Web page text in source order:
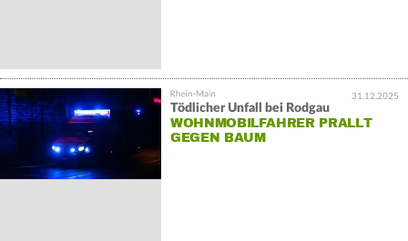
31.12.2025
Tödlicher Unfall bei Rodgau
WOHNMOBILFAHRER PRALLT
GEGEN BAUM